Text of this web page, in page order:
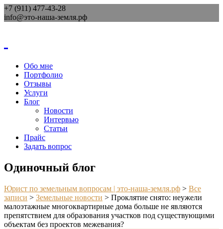
+7 (911) 477-43-28
info@это-наша-земля.рф
Обо мне
Портфолио
Отзывы
Услуги
Блог
Новости
Интервью
Статьи
Прайс
Задать вопрос
Одиночный блог
Юрист по земельным вопросам | это-наша-земля.рф > Все
записи > Земельные новости > Проклятие снято: неужели
малоэтажные многоквартирные дома больше не являются
препятствием для образования участков под существующими
объектам без проектов межевания?